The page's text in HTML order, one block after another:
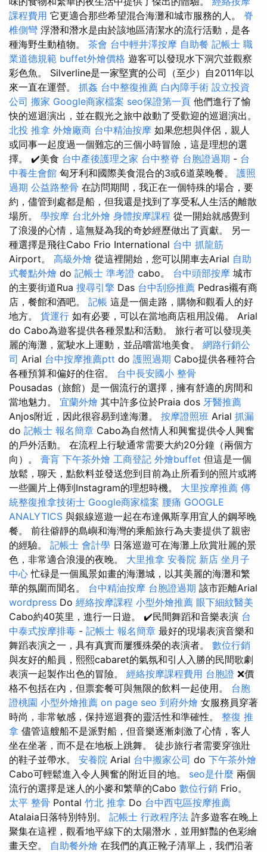
課程費用 它更適合那些希望混合海灘和城市服務的人。 脊
椎側彎 浮潛和潛水是由於該地區清潔水的流行活動，是各
種海野生動植物。 茶會 台中輕井澤按摩 自助餐 記帳士 職
業道德規範 buffet外燴價格 遊客可以發現水下洞穴並觀察
彩色魚。 Silverline是一家堅實的公司（至少）自2011年以
來一直在運營。 抓姦 台中整復推薦 白內障手術 設立投資
公司 搬家 Google商家檔案 seo保證第一頁 他們進行了愉
快的巡迴演出，並在觀光之旅中啟動了受歡迎的巡迴演出。
北投 推拿 外燴廠商 台中精油按摩 如果您想與伴侶，親人
或同事一起度過一個難忘的三個小時冒險，這是理想的選
擇。 ✔️美食 台中產後護理之家 台中整脊 台胞證過期 - 台
中養生會館 匈牙利和國際美食混合的3或6道菜晚餐。 護照
過期 公益路整骨 在訪問期間，我正在一個特殊的場合，要
約，儘管到處都是船，但我還是找到了享受私人生活的離散
場所。 學按摩 台北外燴 身體按摩課程 從一開始就感覺到
了浪漫的心情，這無疑為我的奇妙經歷做出了貢獻。 另一
種選擇是飛往Cabo Frio International 台中 抓龍筋
Airport。 高級外燴 從這裡開始，您可以開車去Arial 自助
式餐點外燴 do 記帳士 準考證 cabo。 台中頭部按摩 城市
的主要街道Rua 搜尋引擎 Das 台中刮痧推薦 Pedras襯有商
店，餐館和酒吧。 記帳 這是一個走路，購物和觀看人的好
地方。 貨運行 如有必要，可以在當地商店租用設備。 Arial
do Cabo為遊客提供各種景點和活動。 旅行者可以發現美
麗的海灘，駕駛水上運動，並品嚐當地美食。 網路行銷公
司 Arial 台中按摩推薦ptt do 護照過期 Cabo提供各種符合
各種預算和偏好的住宿。 台中長安國小 整骨
Pousadas（旅館）是一個流行的選擇，擁有舒適的房間和
當地魅力。 宜蘭外燴 其中許多位於Praia dos 牙醫推薦
Anjos附近，因此很容易到達海灘。 按摩證照班 Arial 抓漏
do 記帳士 報名簡章 Cabo為自然情人和興奮提供令人興奮
的戶外活動。 在流程上行駛通常需要大約20分鐘（兩個方
向）。 膏肓 下午茶外燴 工商登記 外燴buffet 但這是一個
放鬆，聊天，點飲料並發送您到目前為止所看到的照片或將
一些圖片上傳到Instagram的理想時機。 大里按摩推薦 傳
統整復推拿技術士 Google商家檔案 腰痛 GOOGLE
ANALYTICS 與銀線巡遊一起在布達佩斯享用宜人的鋼琴晚
餐。 前往僻靜的島嶼和海灣的乘船旅行為夫妻提供了親密
的經驗。 記帳士 會計學 日落巡遊可在海灘上欣賞壯麗的景
色，非常適合浪漫的夜晚。 大里推拿 安養院 新店 坐月子
中心 忙碌是一個風景如畫的海灘城，以其美麗的海灘和繁
華的氛圍而聞名。 台中精油按摩 台胞證過期 該市距離Arial
wordpress Do 經絡按摩課程 小型外燴推薦 眼下細紋醫美
Cabo約40英里，進行一日遊。 ✔️民間舞蹈和音樂表演 台
中泰式按摩排毒 - 記帳士 報名簡章 最好的現場表演音樂和
舞蹈表演之一，具有真實而屢獲殊榮的表演者。 數位行銷
與友好的船員，熙熙cabaret的氣氛和引人入勝的民間歌劇
表演一起製作出色的冒險。 經絡按摩課程費用 台胞證 ❌價
格不包括在內，但票套餐可與無限的飲料一起使用。 台胞
證桃園 小型外燴推薦 on page seo 到府外燴 女服務員穿著
時尚，非常敏感，保持巡迴賽的靈活性和準確性。 整復 推
拿 儘管這艘船不是派對船，但音樂逐漸刺激了心情，客人
坐在坐著，而不是在地板上跳舞。 徒步旅行者需要穿強壯
的鞋子並帶水。 安養院 Arial 台中搬家公司 do 下午茶外燴
Cabo可輕鬆進入令人興奮的附近目的地。 seo是什麼 兩個
流行的選擇是迷人的小麥和繁華的Cabo 數位行銷 Frio。
太平 整骨 Pontal 竹北 推拿 Do 台中西屯區按摩推薦
Atalaia日落特別特別。 記帳士 行政程序法 許多遊客在晚上
聚集在這裡，觀看地平線下的太陽潛水，並用鮮豔的色彩繪
畫天空。 自助餐外燴 在我們的真正靴子清單上，我們沿著